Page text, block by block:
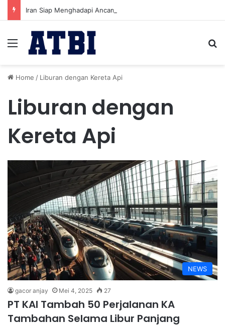
Menu
Home / Liburan dengan Kereta Api
Liburan dengan
Kereta Api
NEWS
gacor anjay Mei 4, 2025 27
PT KAI Tambah 50 Perjalanan KA
Tambahan Selama Libur Panjang